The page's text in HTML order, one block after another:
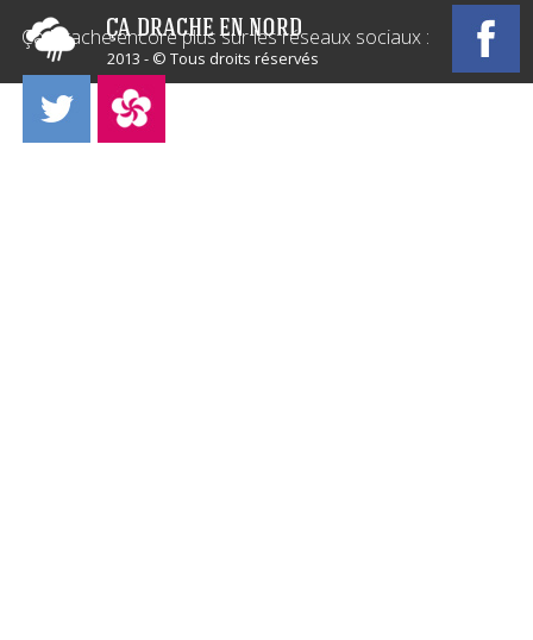
2013 - © Tous droits réservés
Ça Drache encore plus sur les réseaux sociaux :